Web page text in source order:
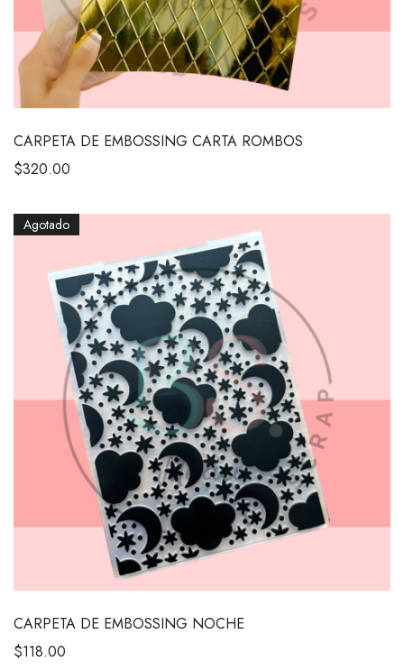
CARPETA DE EMBOSSING CARTA ROMBOS
$320.00
Agotado
CARPETA DE EMBOSSING NOCHE
$118.00